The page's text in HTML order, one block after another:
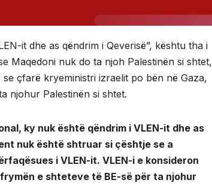
it dhe as qëndrim i Qeverisë”, kështu tha i
Maqedoni nuk do ta njoh Palestinën si shtet,
çfarë kryeministri izraelit po bën në Gaza,
njohur Palestinën si shtet.
ky nuk është qëndrim i VLEN-it dhe as
nuk është shtruar si çështje se a
i VLEN-it. VLEN-i e konsideron
e shteteve të BE-së për ta njohur